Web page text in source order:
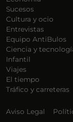
Sucesos
Cultura y ocio
Entrevistas
Equipo AntiBulos
Ciencia y
Infantil
Viajes
El tiempo
Tráfico y carreteras
Aviso Legal